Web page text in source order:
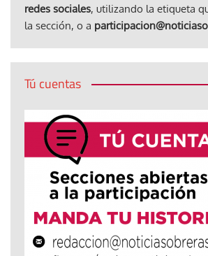
redes sociales, utilizando la etiqueta
la sección, o a
Tú cuentas